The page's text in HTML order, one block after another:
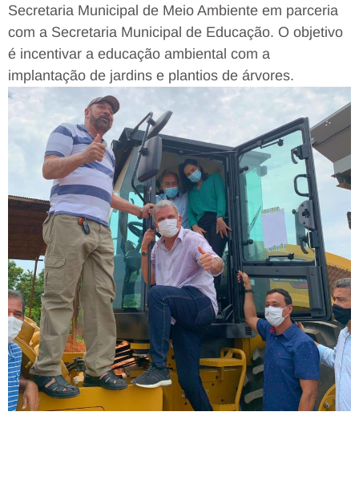
Secretaria Municipal de Meio Ambiente em parceria
com a Secretaria Municipal de Educação. O objetivo
é incentivar a educação ambiental com a
implantação de jardins e plantios de árvores.